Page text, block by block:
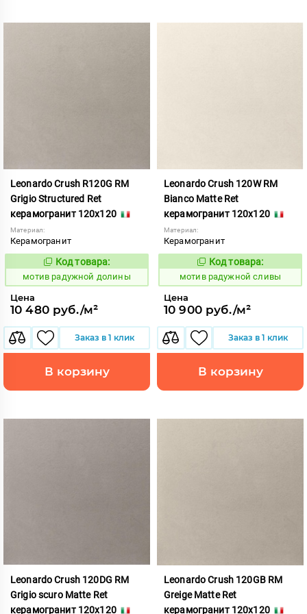
Leonardo Crush R120G RM
Grigio Structured Ret
керамогранит 120x120
Материал:
Керамогранит
1040771
Код товара:
мотив радужной долины
Цена
10 480 руб./м²
Заказ в 1 клик
В корзину
Leonardo Crush 120W RM
Bianco Matte Ret
керамогранит 120x120
Материал:
Керамогранит
1040761
Код товара:
мотив радужной сливы
Цена
10 900 руб./м²
Заказ в 1 клик
В корзину
Leonardo Crush 120DG RM
Grigio scuro Matte Ret
керамогранит 120x120
Leonardo Crush 120GB RM
Greige Matte Ret
керамогранит 120x120